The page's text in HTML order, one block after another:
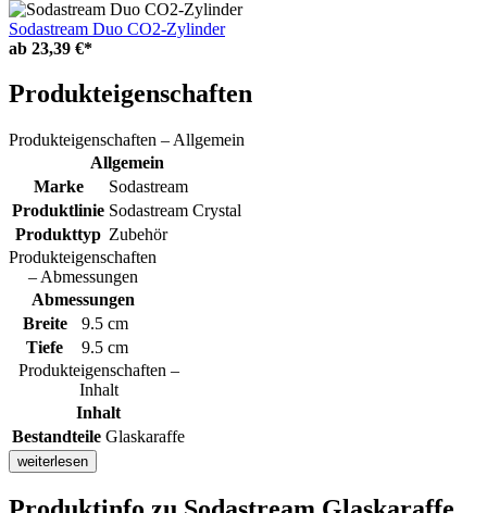
Sodastream Duo CO2-Zylinder
ab 23,39 €*
Produkteigenschaften
Produkteigenschaften – Allgemein
Allgemein
Marke
Sodastream
Produktlinie Sodastream Crystal
Produkttyp Zubehör
Produkteigenschaften
– Abmessungen
Abmessungen
Breite
9.5 cm
Tiefe
9.5 cm
Produkteigenschaften –
Inhalt
Inhalt
Bestandteile Glaskaraffe
weiterlesen